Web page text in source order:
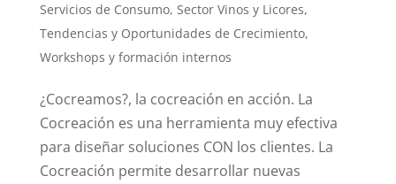
Servicios de Consumo, Sector Vinos y Licores,
Tendencias y Oportunidades de Crecimiento,
Workshops y formación internos
¿Cocreamos?, la cocreación en acción. La
Cocreación es una herramienta muy efectiva
para diseñar soluciones CON los clientes. La
Cocreación permite desarrollar nuevas